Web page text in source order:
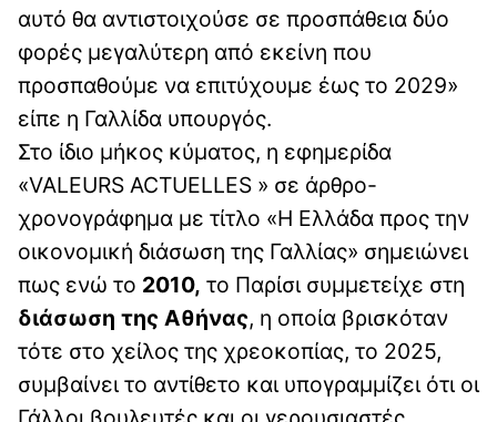
αυτό θα αντιστοιχούσε σε προσπάθεια δύο
φορές μεγαλύτερη από εκείνη που
προσπαθούμε να επιτύχουμε έως το 2029»
είπε η Γαλλίδα υπουργός.
Στο ίδιο μήκος κύματος, η εφημερίδα
«VALEURS ACTUELLES » σε άρθρο-
χρονογράφημα με τίτλο «Η Ελλάδα προς την
οικονομική διάσωση της Γαλλίας» σημειώνει
πως ενώ το 2010, το Παρίσι συμμετείχε στη
διάσωση της Αθήνας, η οποία βρισκόταν
τότε στο χείλος της χρεοκοπίας, το 2025,
συμβαίνει το αντίθετο και υπογραμμίζει ότι οι